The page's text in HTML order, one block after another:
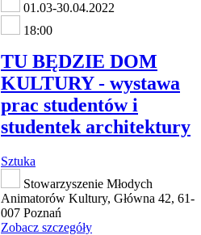
01.03-30.04.2022
18:00
TU BĘDZIE DOM
KULTURY - wystawa
prac studentów i
studentek architektury
Sztuka
Stowarzyszenie Młodych
Animatorów Kultury, Główna 42, 61-
007 Poznań
Zobacz szczegóły